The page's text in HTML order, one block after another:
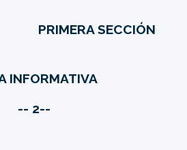
PRIMERA SECCIÓN
INFORMATIVA
-- 2--